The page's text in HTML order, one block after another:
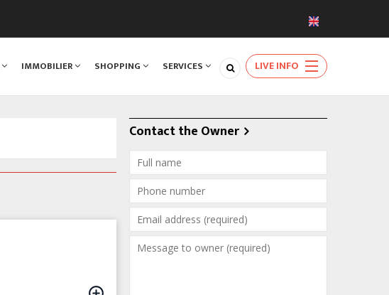
IMMOBILIER SHOPPING SERVICES LIVE INFO
Contact the Owner